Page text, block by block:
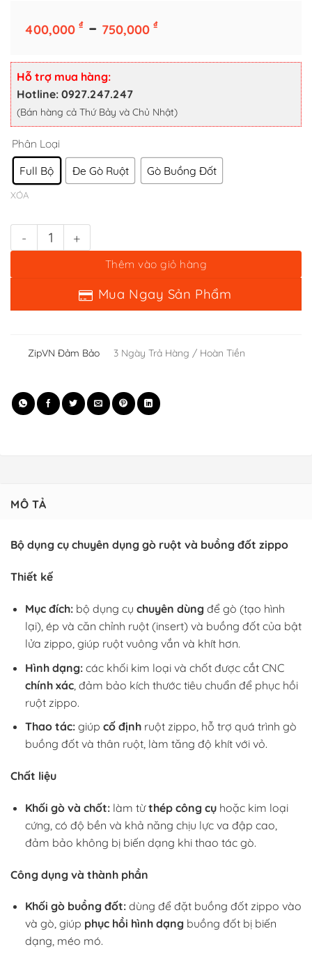
400,000 ₫ – 750,000 ₫Khoảng
từ
750,000 ₫
Hỗ trợ mua hàng:
Hotline: 0927.247.247
(Bán hàng cả Thứ Bảy và Chủ Nhật)
XÓA
Bộ dụng cụ chuyên dụng gò ruột và buồng đốt zippo số lượng
Thêm vào giỏ hàng
ZipVN Đảm Bảo 3 Ngày Trả Hàng / Hoàn Tiền
MÔ TẢ
Bộ dụng cụ chuyên dụng gò ruột và buồng đốt zippo
Thiết kế
Mục đích:bộ dụng cụ chuyên dùng để gò (tạo hình
lại), ép và căn chỉnh ruột (insert) và buồng đốt của bật
lửa zippo, giúp ruột vuông vắn và khít hơn.
Hình dạng:các khối kim loại và chốt được cắt CNC
chính xác, đảm bảo kích thước tiêu chuẩn để phục hồi
ruột zippo.
Thao tác:giúp cố địnhruột zippo, hỗ trợ quá trình gò
buồng đốt và thân ruột, làm tăng độ khít với vỏ.
Chất liệu
Khối gò và chốt:làm từthép công cụhoặc kim loại
cứng, có độ bền và khả năng chịu lực va đập cao,
đảm bảo không bị biến dạng khi thao tác gò.
Công dụng và thành phần
Khối gò buồng đốt:dùng để đặt buồng đốt zippo vào
và gò, giúp phục hồi hình dạng buồng đốt bị biến
dạng, méo mó.